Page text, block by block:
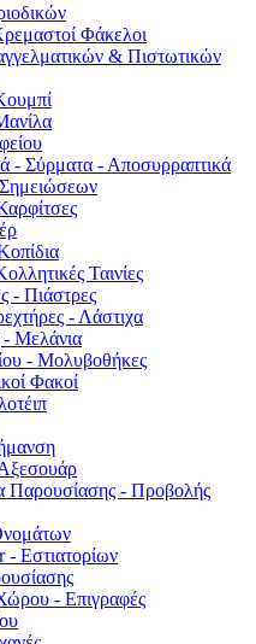
Φάκελοι
& Πιστωτικών
- Σύρματα - Αποσυρραπτικά
Ταινίες
- Πιάστρες
- Λάστιχα
- Μελάνια
- Μολυβοθήκες
Φακοί
Παρουσίασης - Προβολής
Εστιατορίων
- Επιγραφές